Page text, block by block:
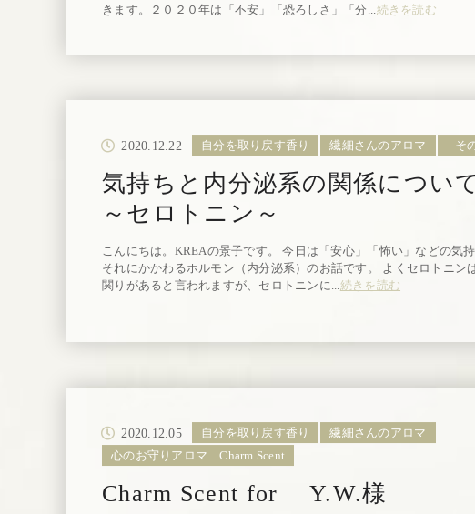
きます。２０２０年は「不安」「恐ろしさ」「分...続きを読む
2020.12.22 自分を取り戻す香り 繊細さんのアロマ そ
気持ちと内分泌系の関係につい
～セロトニン～
こんにちは。KREAの景子です。 今日は「安心」「怖い」などの気持
それにかかわるホルモン（内分泌系）のお話です。 よくセロトニン
関りがあると言われますが、セロトニンに...続きを読む
2020.12.05 自分を取り戻す香り
繊細さんのアロマ
心のお守りアロマ Charm Scent
Charm Scent for Y.W.様